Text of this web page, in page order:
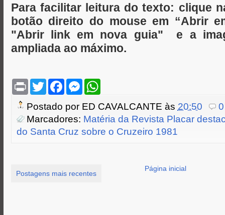
Para facilitar leitura do texto: clique
botão direito do mouse em “Abrir
"Abrir link em nova guia" e a
ampliada ao máximo.
P
n
t
T
w
t
e
r
F
e
b
o
o
M
s
e
n
g
W
t
s
A
p
Postado por ED CAVALCANTE às 20:50
Marcadores: Matéria da Revista Placar
do Santa Cruz sobre o Cruzeiro 1981
Postagens mais recentes
Página inicial